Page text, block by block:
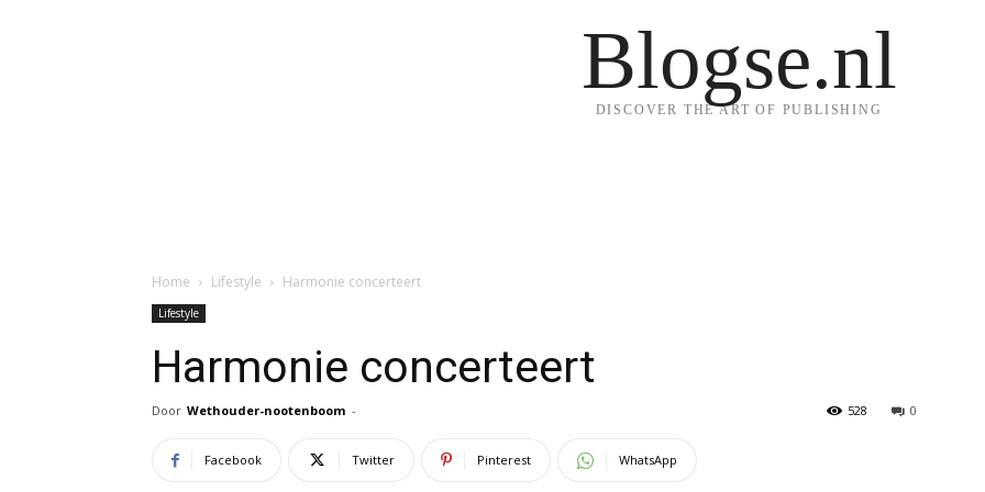
Blogse.nl
DISCOVER THE ART OF PUBLISHING
Home Lifestyle Harmonie concerteert
Lifestyle
Harmonie concerteert
Door Wethouder-nootenboom - 0
528
Facebook Twitter Pinterest WhatsApp